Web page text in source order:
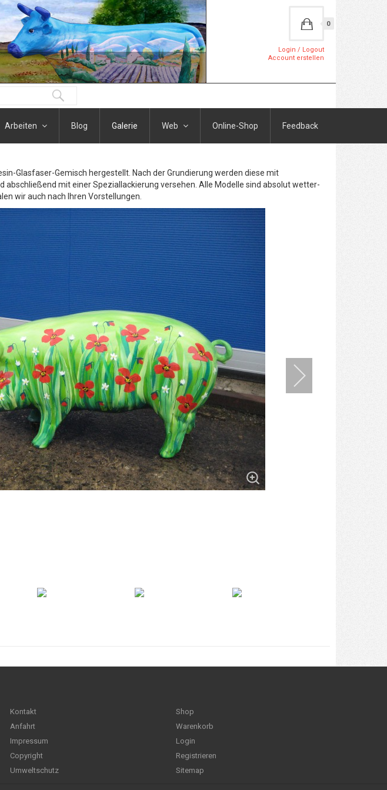
0
Login / Logout
Account erstellen
Arbeiten Blog Galerie Web Online-Shop Feedback
Glasfaser-Gemisch hergestellt. Nach der Grundierung werden diese mit
mit einer Speziallackierung versehen. Alle Modelle sind absolut wetter-
wir auch nach Ihren Vorstellungen.
Kontakt
Anfahrt
Impressum
Copyright
Umweltschutz
Shop
Warenkorb
Login
Registrieren
Sitemap